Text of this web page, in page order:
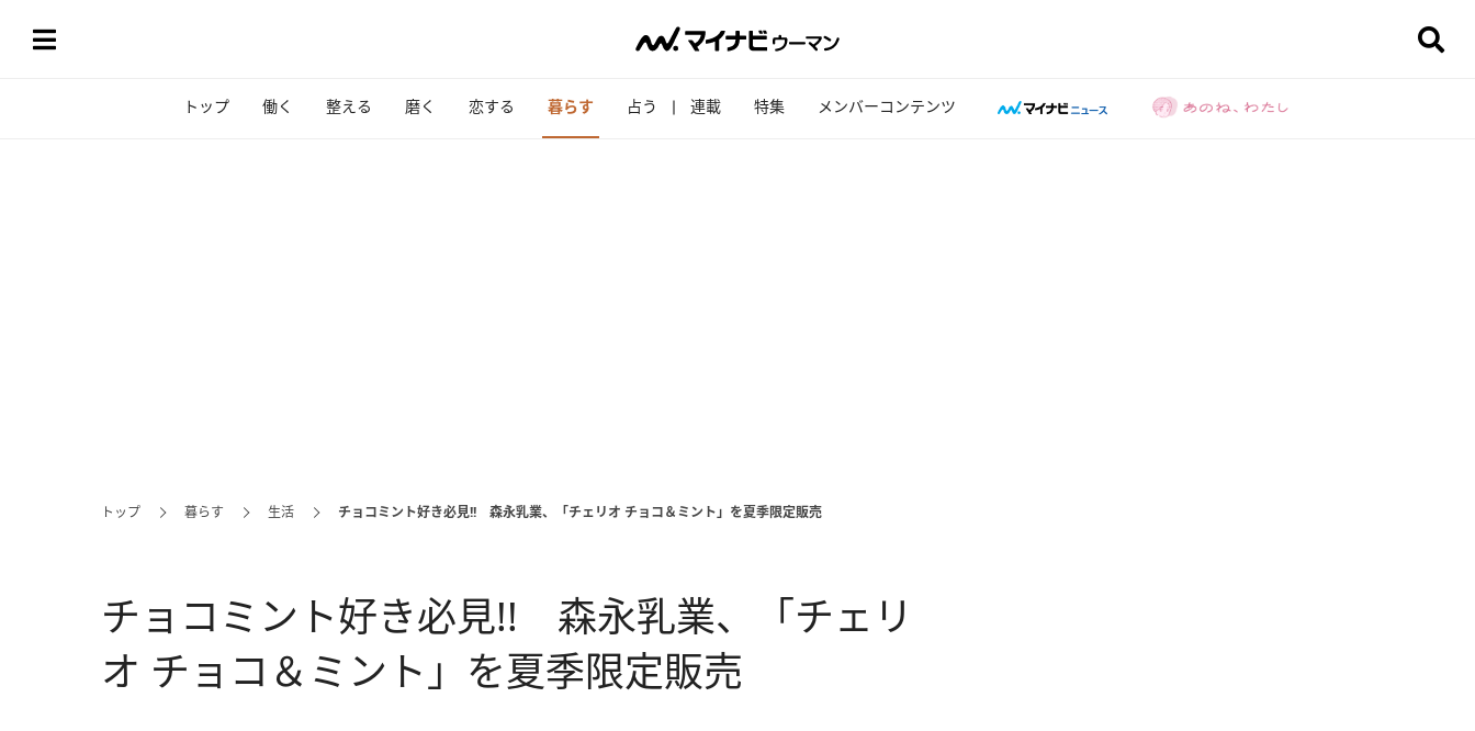
トップ 働く 整える 磨く 恋する 暮らす 占う 連載 特集 メンバーコンテンツ
トップ 暮らす 生活 チョコミント好き必見!! 森永乳業、「チェリオ チョコ＆ミント」を夏季限定販売
チョコミント好き必見!! 森永乳業、「チェリ
オ チョコ＆ミント」を夏季限定販売